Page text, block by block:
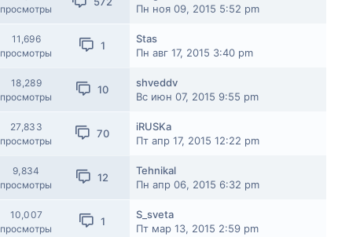
просмотры
Пн ноя 09, 2015 5:52 pm
11,696
просмотры
1
Stas
Пн авг 17, 2015 3:40 pm
18,289
просмотры
10
shveddv
Вс июн 07, 2015 9:55 pm
27,833
просмотры
70
iRUSKa
Пт апр 17, 2015 12:22 pm
9,834
просмотры
12
Tehnikal
Пн апр 06, 2015 6:32 pm
10,007
просмотры
1
S_sveta
Пт мар 13, 2015 2:59 pm